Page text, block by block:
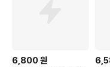
6,800원